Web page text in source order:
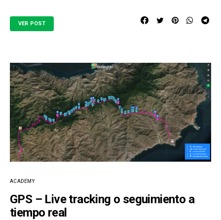
VER POST
ACADEMY
GPS – Live tracking o seguimiento a
tiempo real